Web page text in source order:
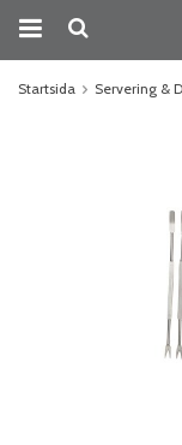
Startsida Servering &